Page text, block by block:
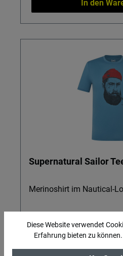
Diese Website verwendet
Erfahrung bieten zu können.
In den
Supernatural Sailor
Merinoshirt im Nautical-